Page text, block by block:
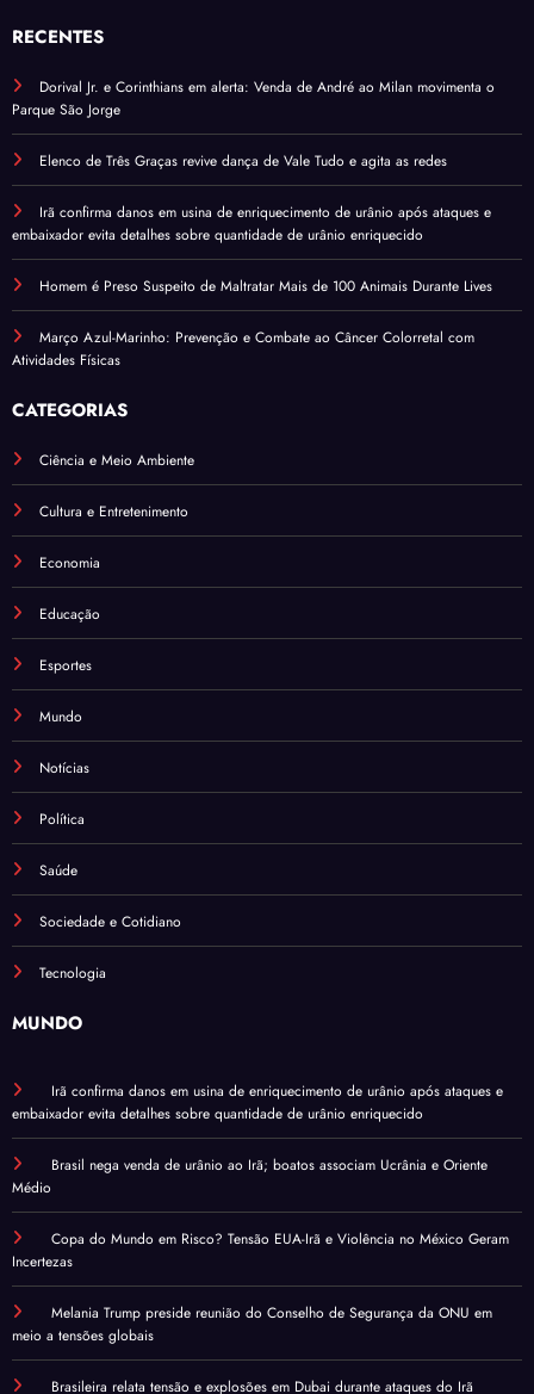
RECENTES
Dorival Jr. e Corinthians em alerta: Venda de André ao Milan movimenta o
Parque São Jorge
Elenco de Três Graças revive dança de Vale Tudo e agita as redes
Irã confirma danos em usina de enriquecimento de urânio após ataques e
embaixador evita detalhes sobre quantidade de urânio enriquecido
Homem é Preso Suspeito de Maltratar Mais de 100 Animais Durante Lives
Março Azul-Marinho: Prevenção e Combate ao Câncer Colorretal com
Atividades Físicas
CATEGORIAS
Ciência e Meio Ambiente
Cultura e Entretenimento
Economia
Educação
Esportes
Mundo
Notícias
Política
Saúde
Sociedade e Cotidiano
Tecnologia
MUNDO
Irã confirma danos em usina de enriquecimento de urânio após ataques e
embaixador evita detalhes sobre quantidade de urânio enriquecido
Brasil nega venda de urânio ao Irã; boatos associam Ucrânia e Oriente
Médio
Copa do Mundo em Risco? Tensão EUA-Irã e Violência no México Geram
Incertezas
Melania Trump preside reunião do Conselho de Segurança da ONU em
meio a tensões globais
Brasileira relata tensão e explosões em Dubai durante ataques do Irã